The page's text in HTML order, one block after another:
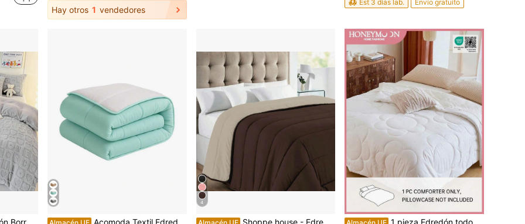
Hay otros 1 vendedores
Est 3 días lab. Envío gratuito
4